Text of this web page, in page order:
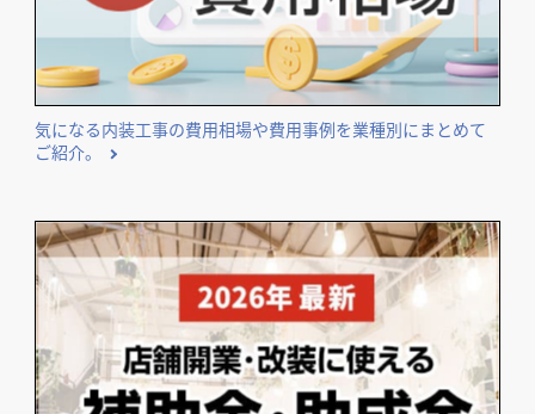
気になる内装工事の費用相場や費用事例を業種別にまとめて
ご紹介。